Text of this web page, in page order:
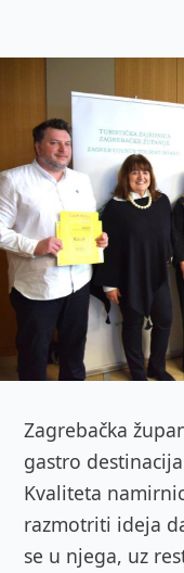
Zagrebačka
gastro
Kvaliteta
razmotriti ideja
se u njega, uz